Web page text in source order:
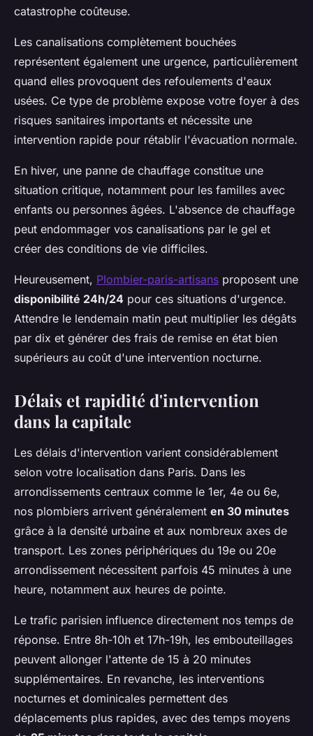
catastrophe coûteuse.
Les canalisations complètement bouchées
représentent également une urgence, particulièrement
quand elles provoquent des refoulements d'eaux
usées. Ce type de problème expose votre foyer à des
risques sanitaires importants et nécessite une
intervention rapide pour rétablir l'évacuation normale.
En hiver, une panne de chauffage constitue une
situation critique, notamment pour les familles avec
enfants ou personnes âgées. L'absence de chauffage
peut endommager vos canalisations par le gel et
créer des conditions de vie difficiles.
Heureusement, Plombier-paris-artisans proposent une
disponibilité 24h/24 pour ces situations d'urgence.
Attendre le lendemain matin peut multiplier les dégâts
par dix et générer des frais de remise en état bien
supérieurs au coût d'une intervention nocturne.
Délais et rapidité d'intervention
dans la capitale
Les délais d'intervention varient considérablement
selon votre localisation dans Paris. Dans les
arrondissements centraux comme le 1er, 4e ou 6e,
nos plombiers arrivent généralement en 30 minutes
grâce à la densité urbaine et aux nombreux axes de
transport. Les zones périphériques du 19e ou 20e
arrondissement nécessitent parfois 45 minutes à une
heure, notamment aux heures de pointe.
Le trafic parisien influence directement nos temps de
réponse. Entre 8h-10h et 17h-19h, les embouteillages
peuvent allonger l'attente de 15 à 20 minutes
supplémentaires. En revanche, les interventions
nocturnes et dominicales permettent des
déplacements plus rapides, avec des temps moyens